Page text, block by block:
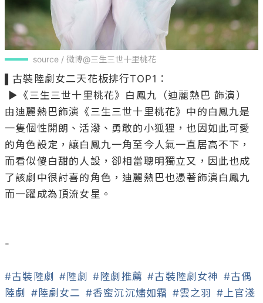
source / 微博@三生三世十里桃花
▌古裝陸劇女二天花板排行TOP1：
由迪麗熱巴飾演《三生三世十里桃花》中的白鳳九是
一隻個性開朗、活潑、勇敢的小狐狸，也因如此可愛
的角色設定，讓白鳳九一角至今人氣一直居高不下，
而看似傻白甜的人設，卻相當聰明獨立又，因此也成
了該劇中很討喜的角色，迪麗熱巴也憑著飾演白鳳九
而一躍成為頂流女星。
-
#古裝陸劇 #陸劇 #陸劇推薦 #古裝陸劇女神 #古偶
陸劇
#陸劇女二 #香蜜沉沉燼如霜 #雲之羽
#上官淺